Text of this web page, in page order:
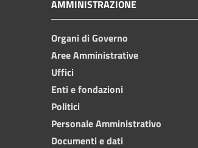
AMMINISTRAZIONE
Organi di Governo
Aree Amministrative
Uffici
Enti e fondazioni
Politici
Personale Amministrativo
Documenti e dati